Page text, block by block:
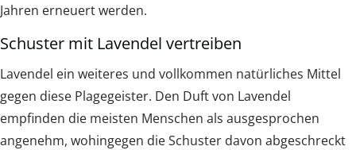
Jahren erneuert werden.
Schuster mit Lavendel vertreiben
Lavendel ein weiteres und vollkommen natürliches Mittel
gegen diese Plagegeister. Den Duft von Lavendel
empfinden die meisten Menschen als ausgesprochen
angenehm, wohingegen die Schuster davon abgeschreckt